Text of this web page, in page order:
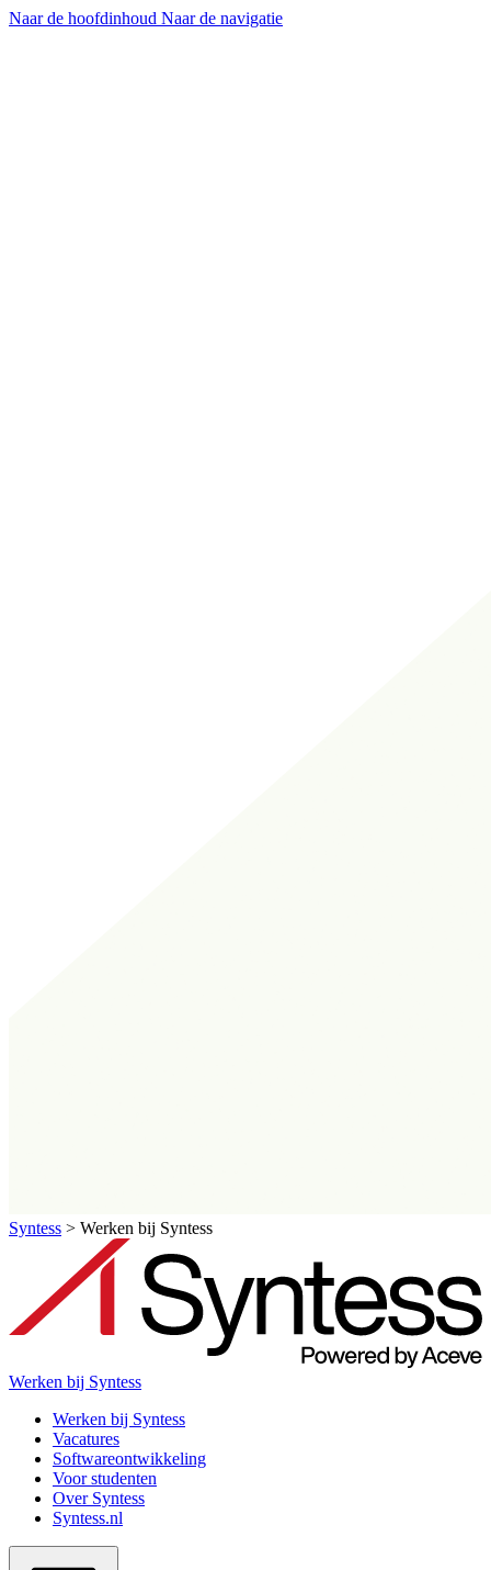
Naar de hoofdinhoud Naar de navigatie
Syntess > Werken bij Syntess
Werken bij Syntess
Werken bij Syntess
Vacatures
Softwareontwikkeling
Voor studenten
Over Syntess
Syntess.nl